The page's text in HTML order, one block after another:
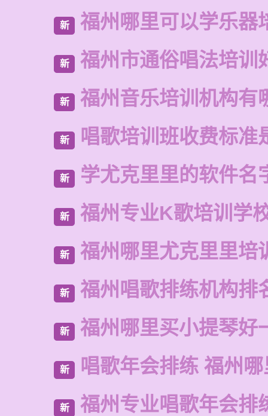
新 福州哪里可以学乐器
新 福州市通俗唱法培训
新 福州音乐培训机构有
新 唱歌培训班收费标准
新 学尤克里里的软件名
新 福州专业K歌培训学
新 福州哪里尤克里里培
新 福州唱歌排练机构排
新 福州哪里买小提琴好
新 唱歌年会排练 福州
新 福州专业唱歌年会排